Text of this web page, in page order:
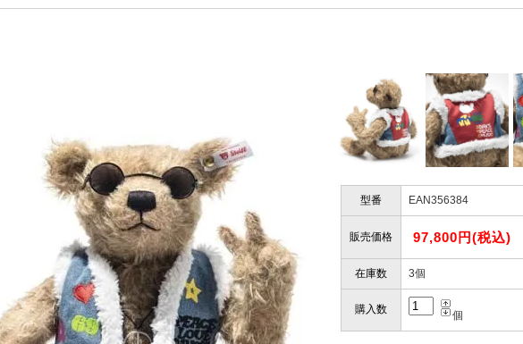
商品は直接海外から届くのですか。受取の際、関税などはかかりますか？
商品は全て当店へ入荷させたのち欠品を行いお客様宅へお届けします。
関税はすべて当店にて処理しますのでお客様のご負担は一切ありません。
商品が届くまでにはどのくらいの期間がかかりますか？
国内で一度検品をしますので、決済確認後、２～４週間でのお届けとなります。
尚、オーダー注文の場合は４～８週間でのお届けとなります。
（稀に、通関手続き等に時間がかかり、納期が遅れる場合がありますので、ご了承の
お願い致します。）
千葉県 U・Y 様 （女性）
「ChatGPTを利用したところ「くまの小屋」さんを紹介され…」
埼玉県 S・W 様
「送られる際にメールなどで届けて頂きとても安心感がありました
型番 EAN356384
販売価格 97,800円(税込)
在庫数 3個
購入数 個